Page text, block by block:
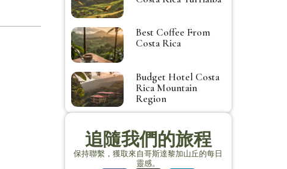
Best Coffee From
Costa Rica
Budget Hotel Costa
Rica Mountain
Region
追隨我們的旅程
保持聯繫，獲取來自哥斯達黎加山丘的每日
靈感。